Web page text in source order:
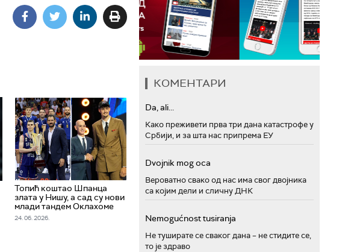
Топић коштао Шпанца
злата у Нишу, а сад су нови
млади тандем Оклахоме
24. 06. 2026.
КОМЕНТАРИ
Da, ali...
Како преживети прва три дана катастрофе у
Србији, и за шта нас припрема ЕУ
Dvojnik mog oca
Вероватно свако од нас има свог двојника
са којим дели и сличну ДНК
Nemogućnost tusiranja
Не туширате се сваког дана – не стидите се,
то је здраво